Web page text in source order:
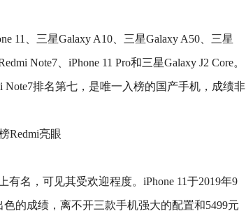
11、三星Galaxy A10、三星Galaxy A50、三星
Note7、iPhone 11 Pro和三星Galaxy J2 Core。
Note7排名第七，是唯一入榜的国产手机，成绩非
有名，可见其受欢迎程度。iPhone 11于2019年9
的成绩，离不开三款手机强大的配置和5499元